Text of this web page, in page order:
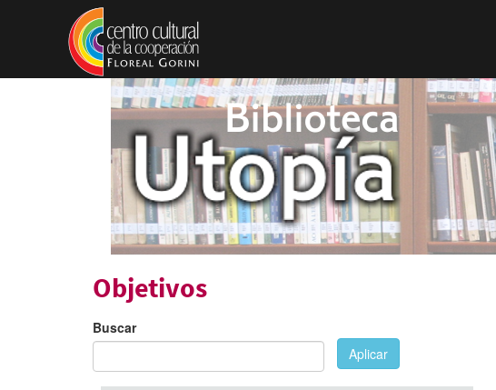
Pasar al contenido principal
Objetivos
Buscar
Aplicar